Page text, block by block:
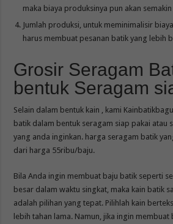
maka biaya produksinya pun akan
Jumlah produksi, untuk meminimalisir
harus membuat pesanan batik yang lebih
Grosir Seragam
bentuk Seragam
Selain dalam bentuk kain , kami
batik dalam bentuk seragam siap pakai atau
yang anda inginkan. harga seragam batik
dari harga 55ribu/baju.
Bila Anda ingin membuat baju batik seperti
besar dalam waktu singkat, maka kain batik
adalah pilihan yang tepat. Pilihlah kain
lebih tahan lama. Namun, jika ingin